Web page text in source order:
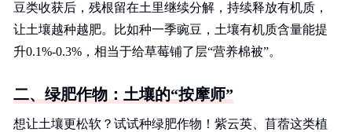
豆类收获后，残根留在土里继续分解，持续释放有机质，
让土壤越种越肥。比如种一季豌豆，土壤有机质含量能提
升0.1%-0.3%，相当于给草莓铺了层“营养棉被”。
二、绿肥作物：土壤的“按摩师”
想让土壤更松软？试试种绿肥作物！紫云英、苜蓿这类植